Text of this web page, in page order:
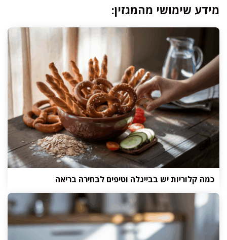
מידע שימושי מהמגזין:
כמה קלוריות יש בבייגלה וטיפים לבחירה בריאה